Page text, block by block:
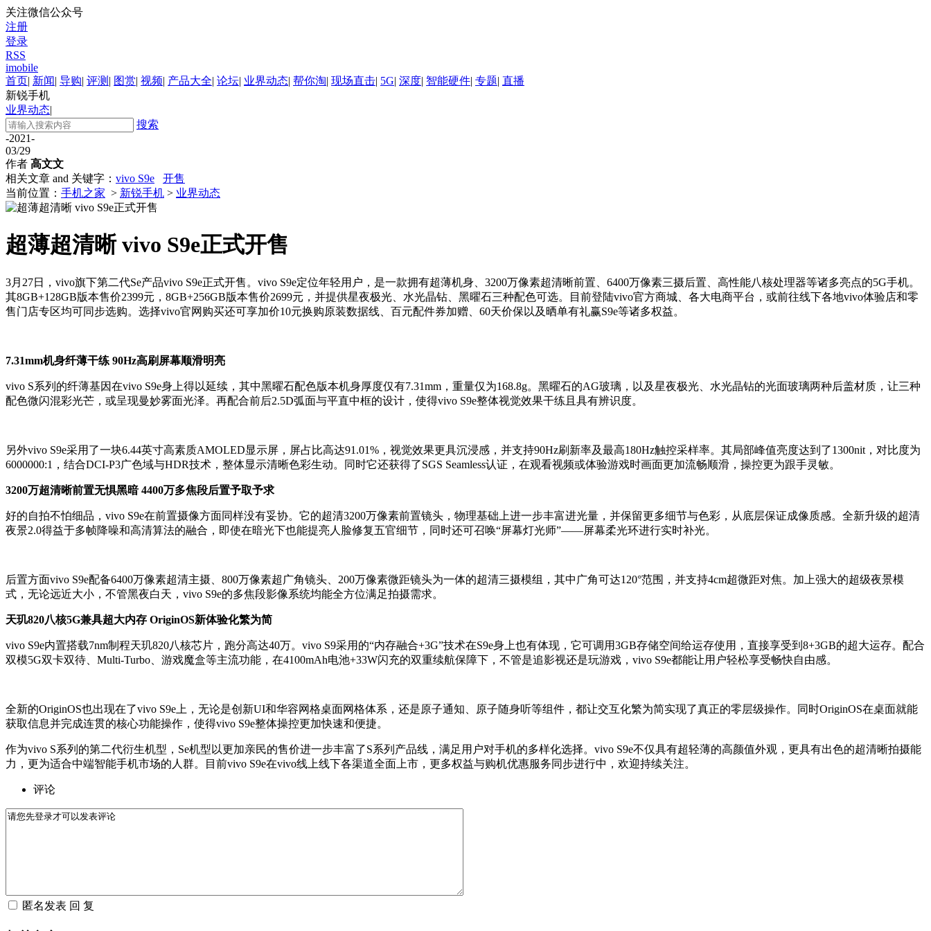
关注微信公众号
注册
登录
RSS
imobile
首页| 新闻| 导购| 评测 | 图赏| 视频| 产品大全| 论坛| 业界动态| 帮你淘| 现场直击| 5G| 深度| 智能硬件| 专题| 直播
新锐手机
业界动态|
搜索
-2021-
03/29
作者 高文文
相关文章 and 关键字： vivo S9e
开售
当前位置： 手机之家 > 新锐手机 > 业界动态
超薄超清晰 vivo S9e正式开售
3月27日，vivo旗下第二代Se产品vivo S9e正式开售。vivo S9e定位年轻用户，是一款拥有超薄机身、3200万像素超清晰前置、6400万像素三摄后置、高性能八核处理器等诸多亮点的5G手机。
其8GB+128GB版本售价2399元，8GB+256GB版本售价2699元，并提供星夜极光、水光晶钻、黑曜石三种配色可选。目前登陆vivo官方商城、各大电商平台，或前往线下各地vivo体验店和零
售门店专区均可同步选购。选择vivo官网购买还可享加价10元换购原装数据线、百元配件券加赠、60天价保以及晒单有礼赢S9e等诸多权益。
7.31mm机身纤薄干练 90Hz高刷屏幕顺滑明亮
vivo S系列的纤薄基因在vivo S9e身上得以延续，其中黑曜石配色版本机身厚度仅有7.31mm，重量仅为168.8g。黑曜石的AG玻璃，以及星夜极光、水光晶钻的光面玻璃两种后盖材质，让三种
配色微闪混彩光芒，或呈现曼妙雾面光泽。再配合前后2.5D弧面与平直中框的设计，使得vivo S9e整体视觉效果干练且具有辨识度。
另外vivo S9e采用了一块6.44英寸高素质AMOLED显示屏，屏占比高达91.01%，视觉效果更具沉浸感，并支持90Hz刷新率及最高180Hz触控采样率。其局部峰值亮度达到了1300nit，对比度为
6000000:1，结合DCI-P3广色域与HDR技术，整体显示清晰色彩生动。同时它还获得了SGS Seamless认证，在观看视频或体验游戏时画面更加流畅顺滑，操控更为跟手灵敏。
3200万超清晰前置无惧黑暗 4400万多焦段后置予取予求
好的自拍不怕细品，vivo S9e在前置摄像方面同样没有妥协。它的超清3200万像素前置镜头，物理基础上进一步丰富进光量，并保留更多细节与色彩，从底层保证成像质感。全新升级的超清
夜景2.0得益于多帧降噪和高清算法的融合，即使在暗光下也能提亮人脸修复五官细节，同时还可召唤“屏幕灯光师”——屏幕柔光环进行实时补光。
后置方面vivo S9e配备6400万像素超清主摄、800万像素超广角镜头、200万像素微距镜头为一体的超清三摄模组，其中广角可达120°范围，并支持4cm超微距对焦。加上强大的超级夜景模
式，无论远近大小，不管黑夜白天，vivo S9e的多焦段影像系统均能全方位满足拍摄需求。
天玑820八核5G兼具超大内存 OriginOS新体验化繁为简
vivo S9e内置搭载7nm制程天玑820八核芯片，跑分高达40万。vivo S9采用的“内存融合+3G”技术在S9e身上也有体现，它可调用3GB存储空间给运存使用，直接享受到8+3GB的超大运存。配合
双模5G双卡双待、Multi-Turbo、游戏魔盒等主流功能，在4100mAh电池+33W闪充的双重续航保障下，不管是追影视还是玩游戏，vivo S9e都能让用户轻松享受畅快自由感。
全新的OriginOS也出现在了vivo S9e上，无论是创新UI和华容网格桌面网格体系，还是原子通知、原子随身听等组件，都让交互化繁为简实现了真正的零层级操作。同时OriginOS在桌面就能
获取信息并完成连贯的核心功能操作，使得vivo S9e整体操控更加快速和便捷。
作为vivo S系列的第二代衍生机型，Se机型以更加亲民的售价进一步丰富了S系列产品线，满足用户对手机的多样化选择。vivo S9e不仅具有超轻薄的高颜值外观，更具有出色的超清晰拍摄能
力，更为适合中端智能手机市场的人群。目前vivo S9e在vivo线上线下各渠道全面上市，更多权益与购机优惠服务同步进行中，欢迎持续关注。
评论